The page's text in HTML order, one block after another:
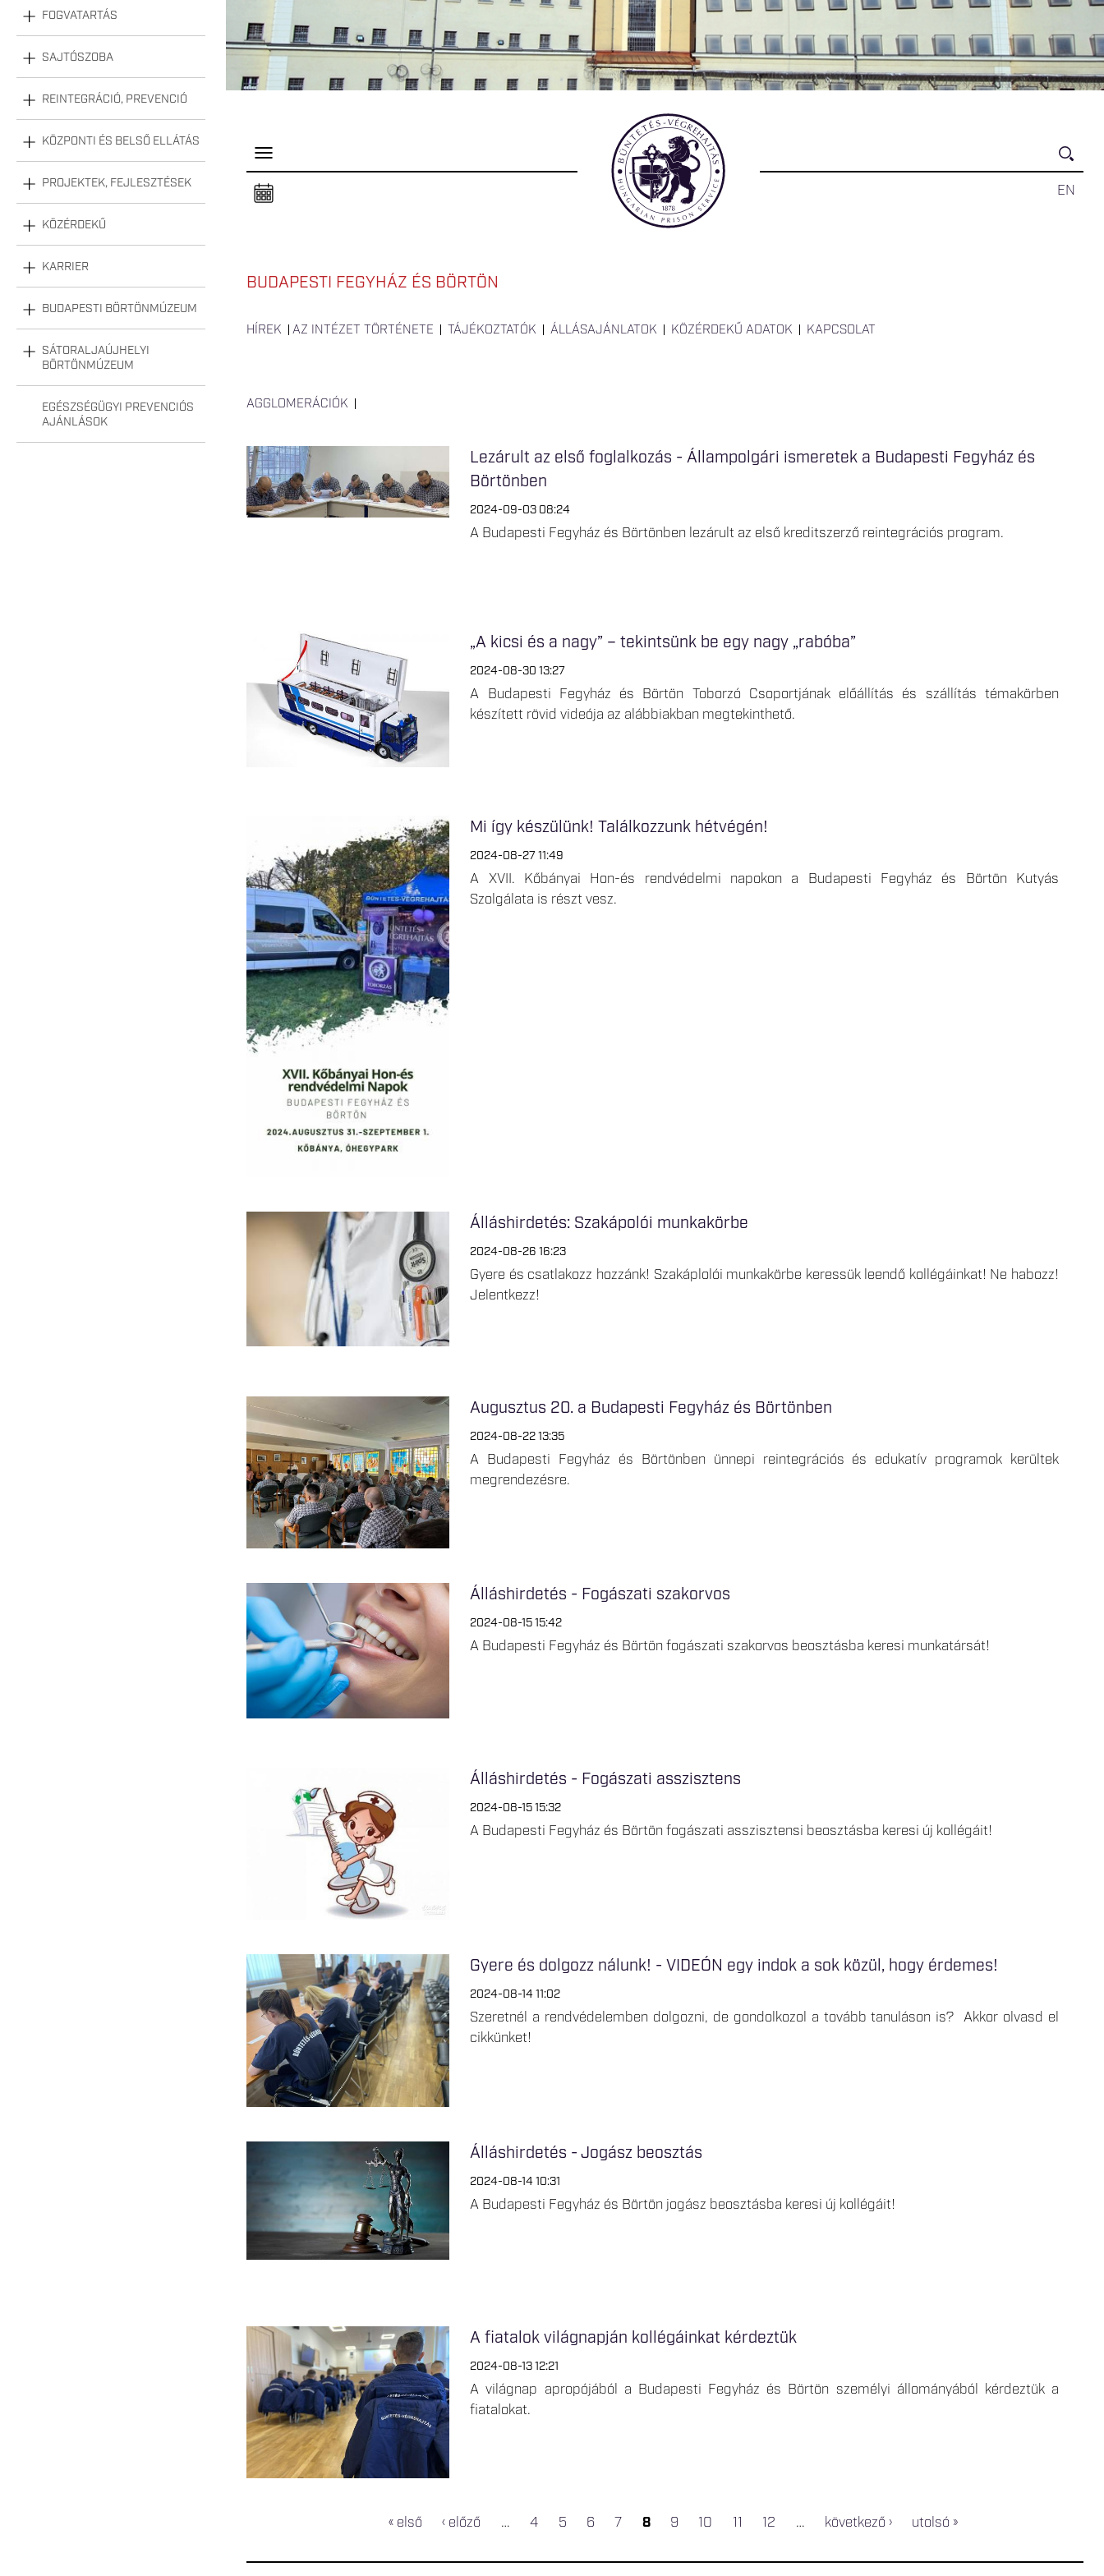
FOGVATARTÁS
SAJTÓSZOBA
REINTEGRÁCIÓ, PREVENCIÓ
KÖZPONTI ÉS BELSŐ ELLÁTÁS
PROJEKTEK, FEJLESZTÉSEK
KÖZÉRDEKŰ
KARRIER
BUDAPESTI BÖRTÖNMÚZEUM
SÁTORALJAÚJHELYI
BÖRTÖNMÚZEUM
EGÉSZSÉGÜGYI PREVENCIÓS
AJÁNLÁSOK
EN
P
e
l
s
a
BUDAPESTI FEGYHÁZ ÉS BÖRTÖN
HÍREK AZ INTÉZET TÖRTÉNETE TÁJÉKOZTATÓK ÁLLÁSAJÁNLATOK KÖZÉRDEKŰ ADATOK KAPCSOLAT
AGGLOMERÁCIÓK
Lezárult az első foglalkozás - Állampolgári ismeretek a Budapesti Fegyház és
Börtönben
2024-09-03 08:24
A Budapesti Fegyház és Börtönben lezárult az első kreditszerző reintegrációs program.
„A kicsi és a nagy” – tekintsünk be egy nagy „rabóba”
2024-08-30 13:27
A Budapesti Fegyház és Börtön Toborzó Csoportjának előállítás és szállítás témakörben
készített rövid videója az alábbiakban megtekinthető.
Mi így készülünk! Találkozzunk hétvégén!
2024-08-27 11:49
A XVII. Kőbányai Hon-és rendvédelmi napokon a Budapesti Fegyház és Börtön Kutyás
Szolgálata is részt vesz.
Álláshirdetés: Szakápolói munkakörbe
2024-08-26 16:23
Gyere és csatlakozz hozzánk! Szakáplolói munkakörbe keressük leendő kollégáinkat! Ne habozz!
Jelentkezz!
Augusztus 20. a Budapesti Fegyház és Börtönben
2024-08-22 13:35
A Budapesti Fegyház és Börtönben ünnepi reintegrációs és edukatív programok kerültek
megrendezésre.
Álláshirdetés - Fogászati szakorvos
2024-08-15 15:42
A Budapesti Fegyház és Börtön fogászati szakorvos beosztásba keresi munkatársát!
Álláshirdetés - Fogászati asszisztens
2024-08-15 15:32
A Budapesti Fegyház és Börtön fogászati asszisztensi beosztásba keresi új kollégáit!
Gyere és dolgozz nálunk! - VIDEÓN egy indok a sok közül, hogy érdemes!
2024-08-14 11:02
Szeretnél a rendvédelemben dolgozni, de gondolkozol a tovább tanuláson is? Akkor olvasd el
cikkünket!
Álláshirdetés - Jogász beosztás
2024-08-14 10:31
A Budapesti Fegyház és Börtön jogász beosztásba keresi új kollégáit!
A fiatalok világnapján kollégáinkat kérdeztük
2024-08-13 12:21
A világnap apropójából a Budapesti Fegyház és Börtön személyi állományából kérdeztük a
fiatalokat.
« első ‹ előző … 4 5 6 7 8 9 10 11 12 … következő › utolsó »